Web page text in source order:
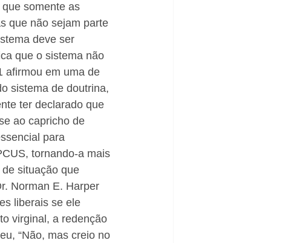
somente as
que não sejam parte
deve ser
que o sistema não
afirmou em uma de
sistema de doutrina,
ter declarado que
ao capricho de
para
tornando-a mais
situação que
Norman E. Harper
liberais se ele
virginal, a redenção
“Não, mas creio no